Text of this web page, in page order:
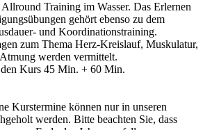
Training im Wasser. Das Erlernen
gehört ebenso zu dem
und Koordinationstraining.
zum Thema Herz-Kreislauf, Muskulatur,
werden vermittelt.
Kurs 45 Min. + 60 Min.
Kurstermine können nur in unseren
werden. Bitte beachten Sie, dass